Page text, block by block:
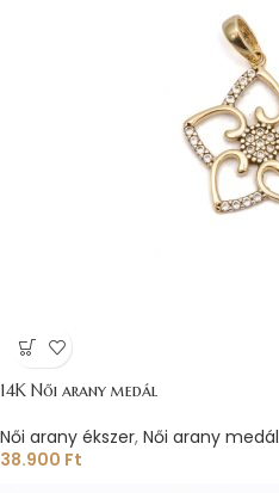
14K Női arany medál
Női arany ékszer, Női arany medál
38.900 Ft